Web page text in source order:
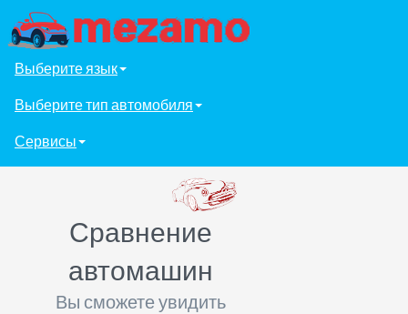
Выберите язык
Выберите тип автомобиля
Сервисы
Сравнение
автомашин
Вы сможете увидить